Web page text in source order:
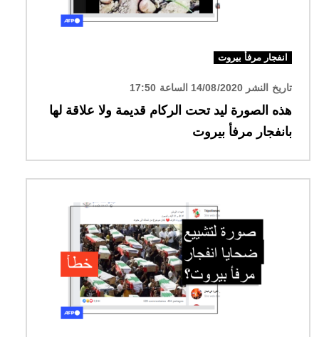
انفجار مرفأ بيروت
تاريخ النشر 14/08/2020 الساعة 17:50
هذه الصورة ليد تحت الركام قديمة ولا علاقة لها
بانفجار مرفأ بيروت